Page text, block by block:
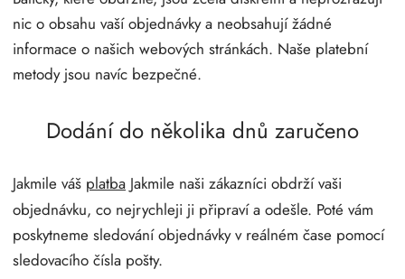
nic o obsahu vaší objednávky a neobsahují žádné
informace o našich webových stránkách. Naše platební
metody jsou navíc bezpečné.
Dodání do několika dnů zaručeno
Jakmile váš platba Jakmile naši zákazníci obdrží vaši
objednávku, co nejrychleji ji připraví a odešle. Poté vám
poskytneme sledování objednávky v reálném čase pomocí
sledovacího čísla pošty.